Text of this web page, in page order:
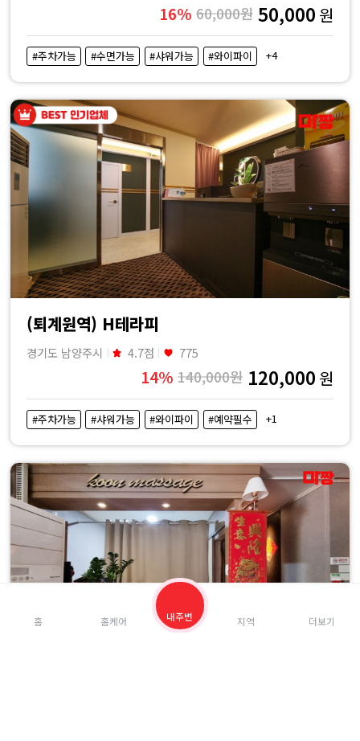
비
교
마
짱
16% 60,000원 50,000 원
#주차가능 #수면가능 #샤워가능 #와이파이 +4
(퇴계원역) H테라피
경기도 남양주시 4.7점 775
14% 140,000원 120,000 원
#주차가능 #샤워가능 #와이파이 #예약필수 +1
홈 홈케어 내주변 지역 더보기